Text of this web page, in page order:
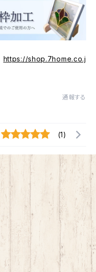
https://shop.7home.co.j
通報する
(1)